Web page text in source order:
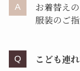
お着替え
服装のご
こども連